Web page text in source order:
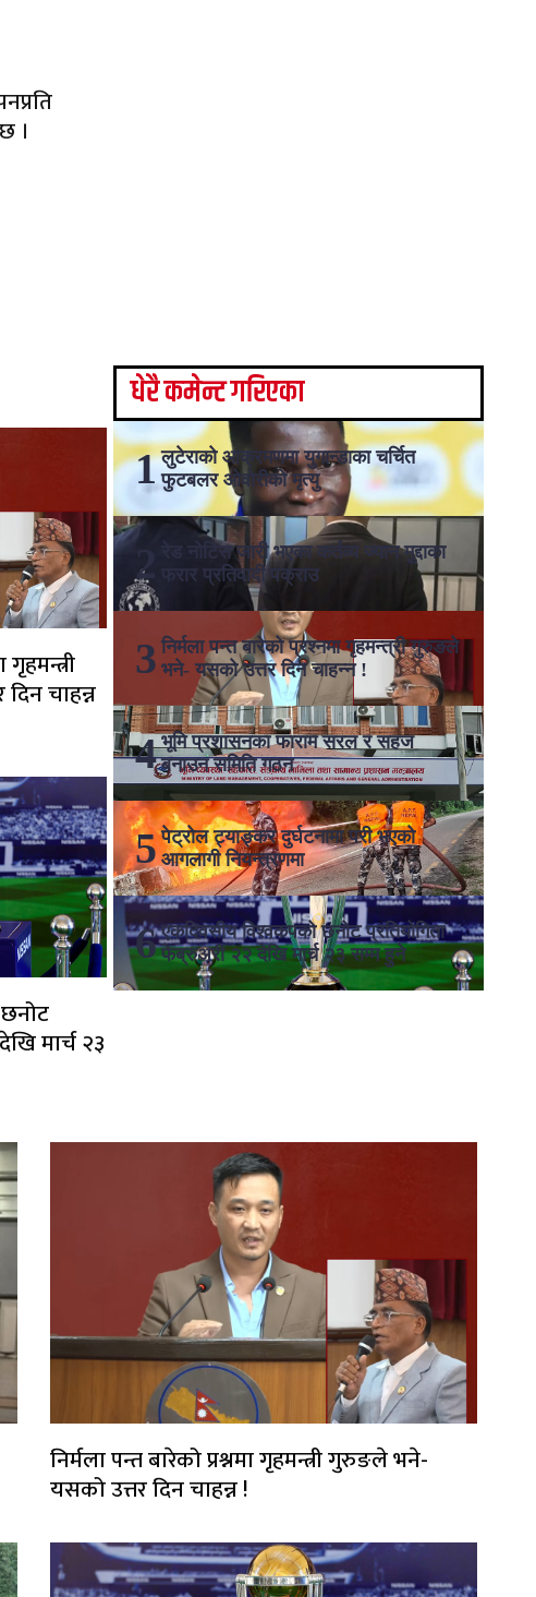
।
गृहमन्त्री
चाहन्न
मार्च २३
धेरै कमेन्ट गरिएका
लुटेराको आक्रमणमा युगान्डाका चर्चित
फुटबलर ओवोरीको मृत्यु
रेड नोटिस जारी भएका कर्तव्य ज्यान मुद्दाका
फरार प्रतिवादी पक्राउ
निर्मला पन्त बारेको प्रश्नमा गृहमन्त्री गुरुङले
भने- यसको उत्तर दिन चाहन्न !
भूमि प्रशासनका फाराम सरल र सहज
बनाउन समिति गठन
पेट्रोल ट्याङ्कर दुर्घटनामा परी भएको
आगलागी नियन्त्रणमा
एकदिवसीय विश्वकपको छनोट प्रतियोगिता
फेब्रुअरी २२ देखि मार्च २३ सम्म हुने
निर्मला पन्त बारेको प्रश्नमा गृहमन्त्री गुरुङले भने-
यसको उत्तर दिन चाहन्न !